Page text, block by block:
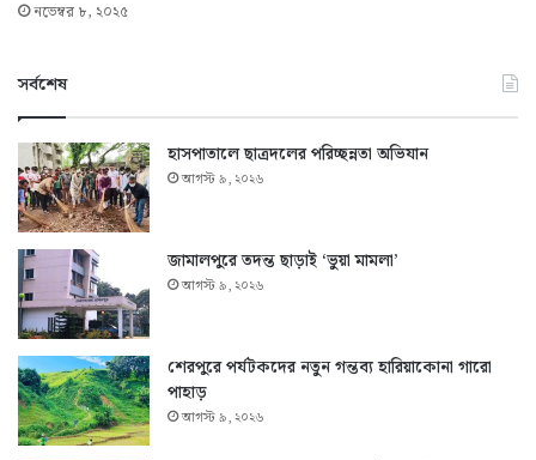
নভেম্বর ৮, ২০২৫
সর্বশেষ
হাসপাতালে ছাত্রদলের পরিচ্ছন্নতা অভিযান
আগস্ট ৯, ২০২৬
জামালপুরে তদন্ত ছাড়াই ‘ভুয়া মামলা’
আগস্ট ৯, ২০২৬
শেরপুরে পর্যটকদের নতুন গন্তব্য হারিয়াকোনা গারো
পাহাড়
আগস্ট ৯, ২০২৬